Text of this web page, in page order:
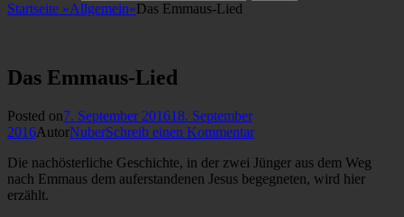
Startseite »Allgemein»Das Emmaus-Lied
Das Emmaus-Lied
Posted on7. September 201618. September
2016AutorNuberSchreib einen Kommentar
Die nachösterliche Geschichte, in der zwei Jünger aus dem Weg
nach Emmaus dem auferstandenen Jesus begegneten, wird hier
erzählt.